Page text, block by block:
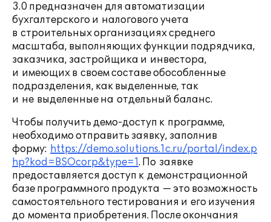
3.0 предназначен для автоматизации
бухгалтерского и налогового учета
в строительных организациях среднего
масштаба, выполняющих функции подрядчика,
заказчика, застройщика и инвестора,
и имеющих в своем составе обособленные
подразделения, как выделенные, так
и не выделенные на отдельный баланс.
Чтобы получить демо-доступ к программе,
необходимо отправить заявку, заполнив
форму: https://demo.solutions.1c.ru/portal/index.p
hp?kod=BSOcorp&type=1. По заявке
предоставляется доступ к демонстрационной
базе программного продукта — это возможность
самостоятельного тестирования и его изучения
до момента приобретения. После окончания